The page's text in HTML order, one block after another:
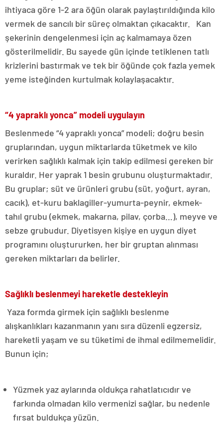
ihtiyaca göre 1-2 ara öğün olarak paylaştırıldığında kilo
vermek de sancılı bir süreç olmaktan çıkacaktır. Kan
şekerinin dengelenmesi için aç kalmamaya özen
gösterilmelidir. Bu sayede gün içinde tetiklenen tatlı
krizlerini bastırmak ve tek bir öğünde çok fazla yemek
yeme isteğinden kurtulmak kolaylaşacaktır.
“4 yapraklı yonca” modeli uygulayın
Beslenmede “4 yapraklı yonca” modeli; doğru besin
gruplarından, uygun miktarlarda tüketmek ve kilo
verirken sağlıklı kalmak için takip edilmesi gereken bir
kuraldır. Her yaprak 1 besin grubunu oluşturmaktadır.
Bu gruplar; süt ve ürünleri grubu (süt, yoğurt, ayran,
cacık), et-kuru baklagiller-yumurta-peynir, ekmek-
tahıl grubu (ekmek, makarna, pilav, çorba…), meyve ve
sebze grubudur. Diyetisyen kişiye en uygun diyet
programını oluştururken, her bir gruptan alınması
gereken miktarları da belirler.
Sağlıklı beslenmeyi hareketle destekleyin
Yaza formda girmek için sağlıklı beslenme
alışkanlıkları kazanmanın yanı sıra düzenli egzersiz,
hareketli yaşam ve su tüketimi de ihmal edilmemelidir.
Bunun için;
Yüzmek yaz aylarında oldukça rahatlatıcıdır ve
farkında olmadan kilo vermenizi sağlar, bu nedenle
fırsat buldukça yüzün.